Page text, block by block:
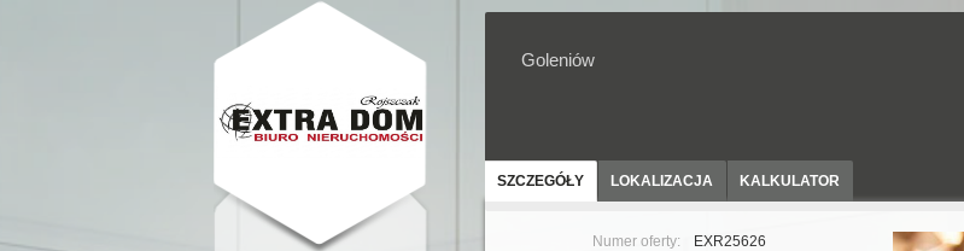
Goleniów
SZCZEGÓŁY LOKALIZACJA KALKULATOR
Numer oferty:
EXR25626